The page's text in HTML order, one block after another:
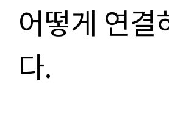
어떻게 연결
다.